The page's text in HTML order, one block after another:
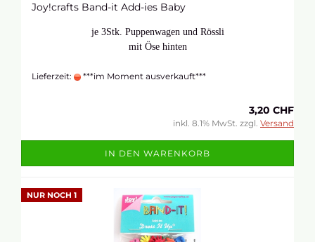
Joy!crafts Band-it Add-ies Baby
je 3Stk. Puppenwagen und Rössli
mit Öse hinten
Lieferzeit: ***im Moment ausverkauft***
3,20 CHF
inkl. 8.1% MwSt. zzgl. Versand
IN DEN WARENKORB
NUR NOCH 1